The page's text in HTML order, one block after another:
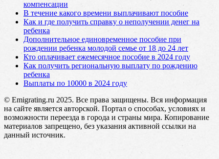
компенсации
В течение какого времени выплачивают пособие
Как и где получить справку о неполучении денег на
ребенка
Дополнительное единовременное пособие при
рождении ребенка молодой семье от 18 до 24 лет
Кто оплачивает ежемесячное пособие в 2024 году
Как получить региональную выплату по рождению
ребенка
Выплаты по 10000 в 2024 году
© Emigrating.ru 2025. Все права защищены. Вся информация
на сайте является авторской. Портал о способах, условиях и
возможности переезда в города и страны мира. Копирование
материалов запрещено, без указания активной ссылки на
данный источник.